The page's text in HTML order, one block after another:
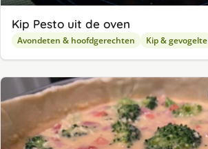
Kip Pesto uit de oven
Avondeten & hoofdgerechten Kip & gevogelte